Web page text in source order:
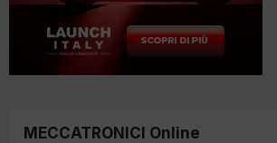
MECCATRONICI Online